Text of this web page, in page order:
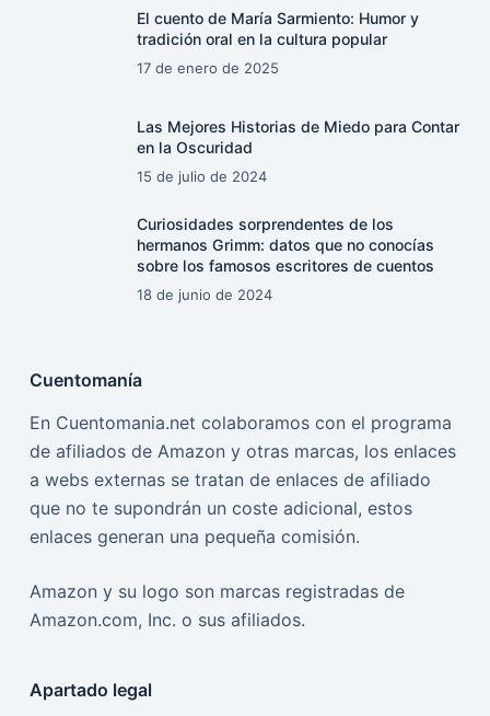
El cuento de María Sarmiento: Humor y
tradición oral en la cultura popular
17 de enero de 2025
Las Mejores Historias de Miedo para Contar
en la Oscuridad
15 de julio de 2024
Curiosidades sorprendentes de los
hermanos Grimm: datos que no conocías
sobre los famosos escritores de cuentos
18 de junio de 2024
Cuentomanía
En Cuentomania.net colaboramos con el programa
de afiliados de Amazon y otras marcas, los enlaces
a webs externas se tratan de enlaces de afiliado
que no te supondrán un coste adicional, estos
enlaces generan una pequeña comisión.
Amazon y su logo son marcas registradas de
Amazon.com, Inc. o sus afiliados.
Apartado legal